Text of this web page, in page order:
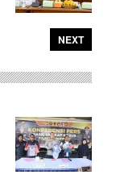
NEXT